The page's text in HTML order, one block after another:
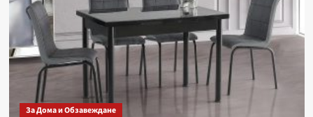
За Дома и Обзавеждане